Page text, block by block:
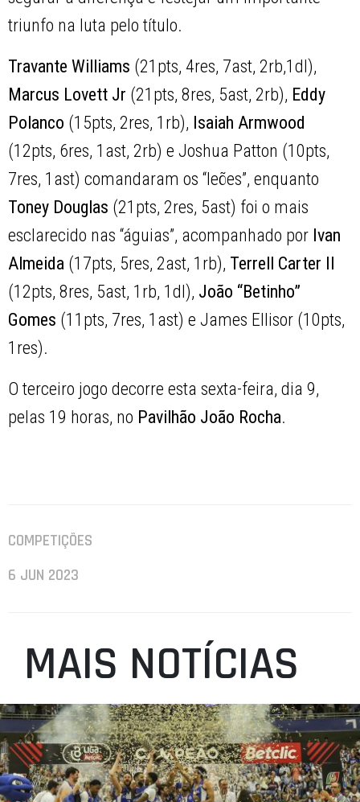
triunfo na luta pelo título.
Travante Williams (21pts, 4res, 7ast, 2rb,1dl),
Marcus Lovett Jr (21pts, 8res, 5ast, 2rb), Eddy
Polanco (15pts, 2res, 1rb), Isaiah Armwood
(12pts, 6res, 1ast, 2rb) e Joshua Patton (10pts,
7res, 1ast) comandaram os “leões”, enquanto
Toney Douglas (21pts, 2res, 5ast) foi o mais
esclarecido nas “águias”, acompanhado por Ivan
Almeida (17pts, 5res, 2ast, 1rb), Terrell Carter II
(12pts, 8res, 5ast, 1rb, 1dl), João “Betinho”
Gomes (11pts, 7res, 1ast) e James Ellisor (10pts,
1res).
O terceiro jogo decorre esta sexta-feira, dia 9,
pelas 19 horas, no Pavilhão João Rocha.
COMPETIÇÕES
6 JUN 2023
MAIS NOTÍCIAS